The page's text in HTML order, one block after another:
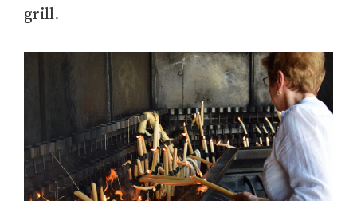
grill.